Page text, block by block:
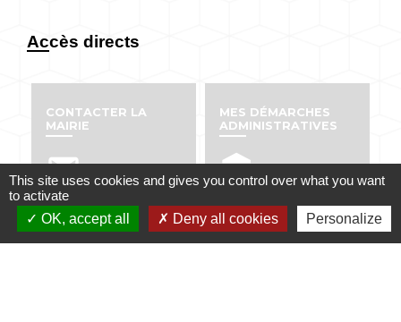
Accès directs
CONTACTER LA
MAIRIE
email
MES DÉMARCHES
ADMINISTRATIVES
account_balance
This site uses cookies and gives you control over what you want
to activate
OK, accept all
Deny all cookies Personalize